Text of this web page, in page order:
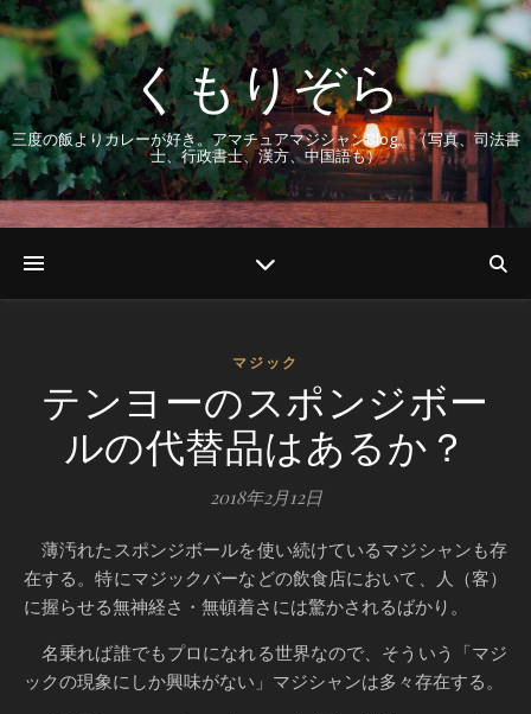
くもりぞら
三度の飯よりカレーが好き。アマチュアマジシャンBlog。（写真、司法書
士、行政書士、漢方、中国語も）
マジック
テンヨーのスポンジボー
ルの代替品はあるか？
2018年2月12日
薄汚れたスポンジボールを使い続けているマジシャンも存
在する。特にマジックバーなどの飲食店において、人（客）
に握らせる無神経さ・無頓着さには驚かされるばかり。
名乗れば誰でもプロになれる世界なので、そういう「マジ
ックの現象にしか興味がない」マジシャンは多々存在する。